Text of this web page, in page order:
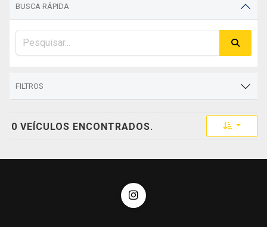
BUSCA RÁPIDA
FILTROS
0 VEÍCULOS ENCONTRADOS. Toggle